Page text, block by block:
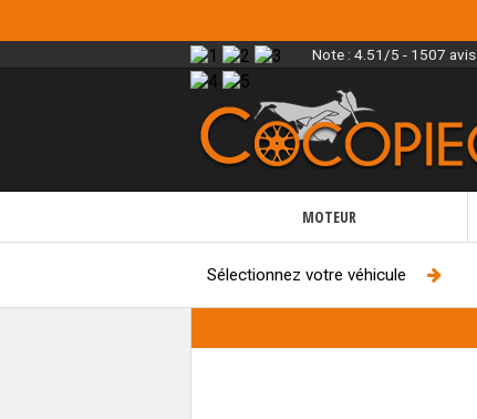
Note : 4.51/5 - 1507 avis
MOTEUR
Sélectionnez votre véhicule